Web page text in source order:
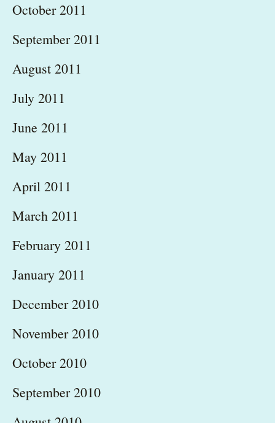
October 2011
September 2011
August 2011
July 2011
June 2011
May 2011
April 2011
March 2011
February 2011
January 2011
December 2010
November 2010
October 2010
September 2010